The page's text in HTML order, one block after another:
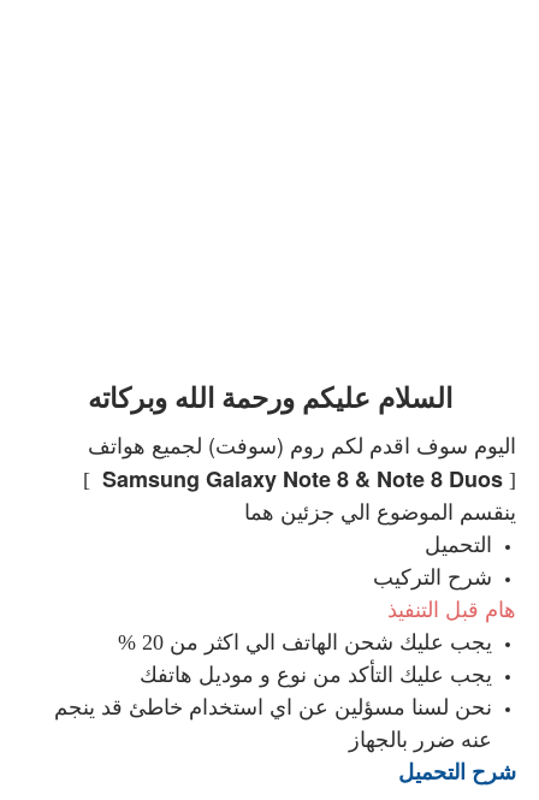
السلام عليكم ورحمة الله وبركاته
اليوم سوف اقدم لكم روم (سوفت) لجميع هواتف
[
Samsung Galaxy Note 8 & Note 8 Duos
]
ينقسم الموضوع الي جزئين هما
التحميل
شرح التركيب
هام قبل التنفيذ
يجب عليك شحن الهاتف الي اكثر من 20 %
يجب عليك التأكد من نوع و موديل هاتفك
نحن لسنا مسؤلين عن اي استخدام خاطئ قد ينجم
عنه ضرر بالجهاز
شرح التحميل